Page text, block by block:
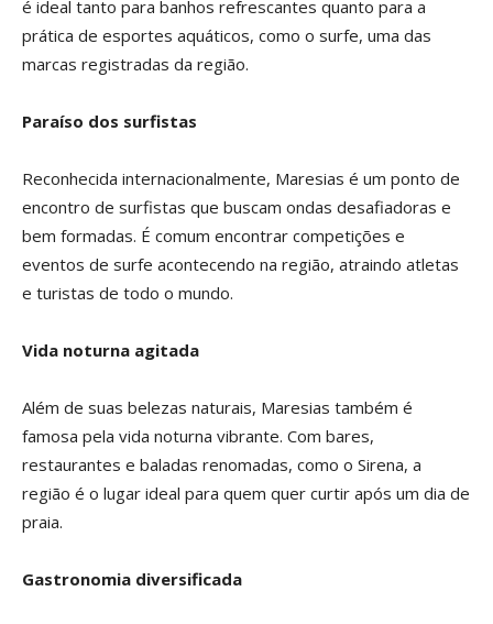
é ideal tanto para banhos refrescantes quanto para a
prática de esportes aquáticos, como o surfe, uma das
marcas registradas da região.
Paraíso dos surfistas
Reconhecida internacionalmente, Maresias é um ponto de
encontro de surfistas que buscam ondas desafiadoras e
bem formadas. É comum encontrar competições e
eventos de surfe acontecendo na região, atraindo atletas
e turistas de todo o mundo.
Vida noturna agitada
Além de suas belezas naturais, Maresias também é
famosa pela vida noturna vibrante. Com bares,
restaurantes e baladas renomadas, como o Sirena, a
região é o lugar ideal para quem quer curtir após um dia de
praia.
Gastronomia diversificada